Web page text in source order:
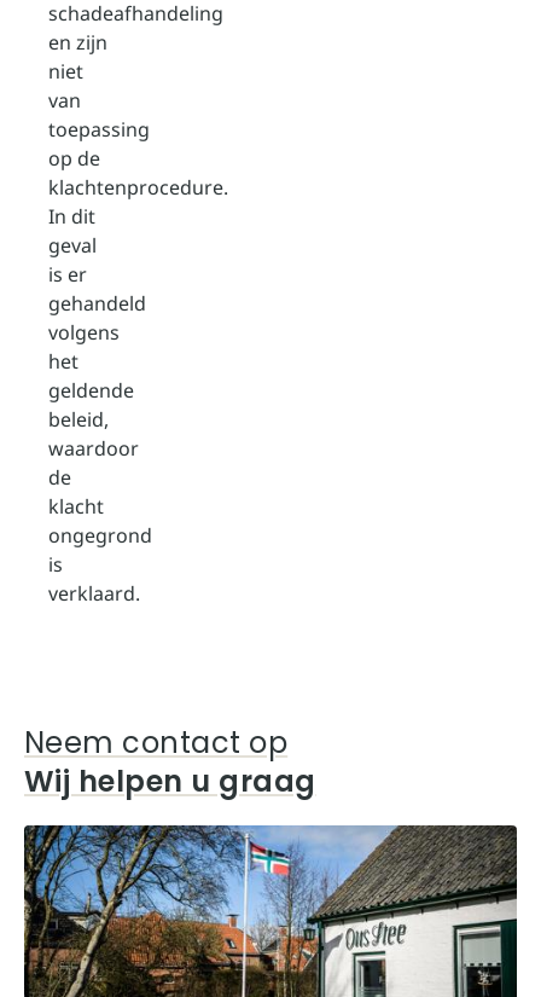
schadeafhandeling
en zijn
niet
van
toepassing
op de
klachtenprocedure.
In dit
geval
is er
gehandeld
volgens
het
geldende
beleid,
waardoor
de
klacht
ongegrond
is
verklaard.
Neem contact op
Wij helpen u graag